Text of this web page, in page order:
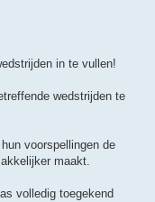
in te vullen!
wedstrijden te
voorspellingen de
maakt.
volledig toegekend